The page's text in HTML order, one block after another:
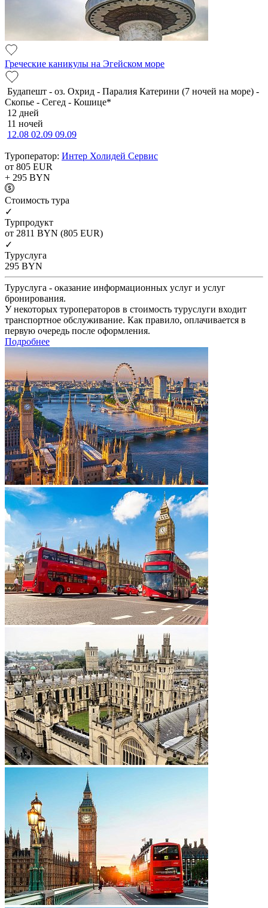
Греческие каникулы на Эгейском море
Будапешт - оз. Охрид - Паралия Катерини (7 ночей на море) -
Скопье - Сегед - Кошице*
12 дней
11 ночей
12.08 02.09 09.09
Туроператор: Интер Холидей Сервис
от 805 EUR
+ 295 BYN
Cтоимость тура
✓
Турпродукт
от 2811 BYN (805 EUR)
✓
Туруслуга
295 BYN
Туруслуга - оказание информационных услуг и услуг
бронирования.
У некоторых туроператоров в стоимость туруслуги входит
транспортное обслуживание. Как правило, оплачивается в
первую очередь после оформления.
Подробнее